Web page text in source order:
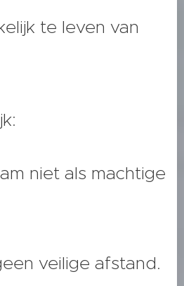
te leven van
niet als machtige
veilige afstand.